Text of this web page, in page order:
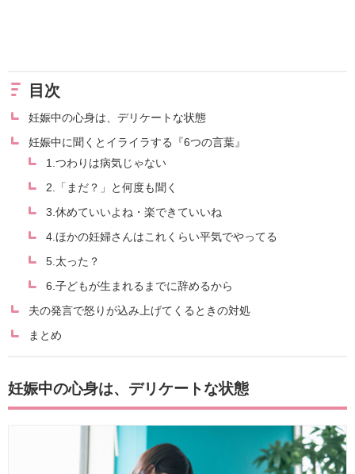
目次
妊娠中の心身は、デリケートな状態
妊娠中に聞くとイライラする『6つの言葉』
1.つわりは病気じゃない
2.「まだ？」と何度も聞く
3.休めていいよね・楽できていいね
4.ほかの妊婦さんはこれくらい平気でやってる
5.太った？
6.子どもが生まれるまでに辞めるから
夫の発言で怒りが込み上げてくるときの対処
まとめ
妊娠中の心身は、デリケートな状態